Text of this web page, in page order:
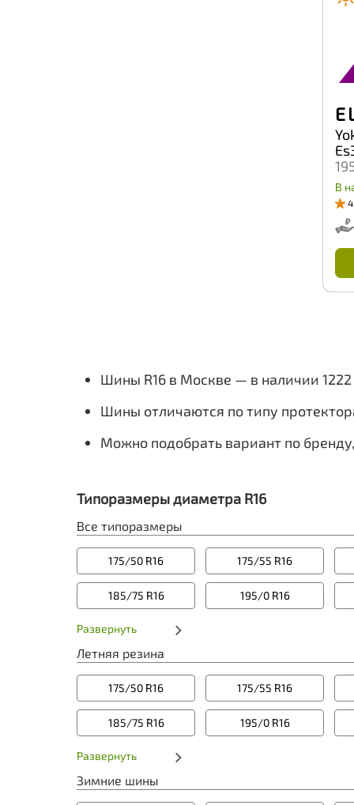
E
В
Шины R16 в Москве — в наличии
Шины отличаются по типу
Можно подобрать вариант по
Типоразмеры диаметра R16
Все типоразмеры
175/50 R16 175/55 R16
185/75 R16 195/0 R16
Развернуть
Летняя резина
175/50 R16 175/55 R16
185/75 R16 195/0 R16
Развернуть
Зимние шины